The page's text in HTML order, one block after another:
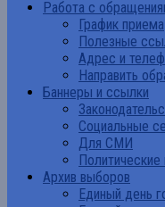
Работа с
График приема
Полезные
Адрес и
Направить
Баннеры и ссылки
Социальные
Для СМИ
Политические
Архив выборов
Единый день